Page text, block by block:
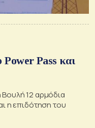
Pass και
12 αρμόδια
η επιδότηση του